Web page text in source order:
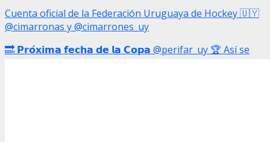
Cuenta oficial de la Federación Uruguaya de Hockey 🇺🇾
@cimarronas y @cimarrones_uy
🔜 𝗣𝗿𝗼́𝘅𝗶𝗺𝗮 𝗳𝗲𝗰𝗵𝗮 𝗱𝗲 𝗹𝗮 𝗖𝗼𝗽𝗮 @perifar_uy 🏆 Así se